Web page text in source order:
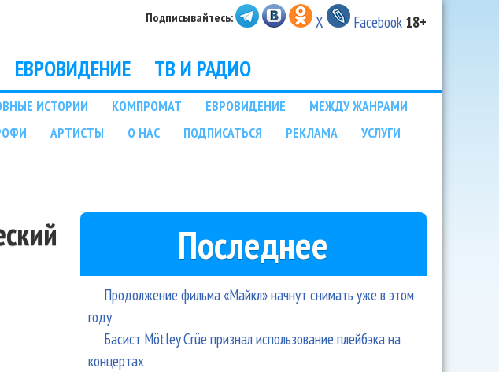
Подписывайтесь: X Facebook 18+
ЕВРОВИДЕНИЕ ТВ И РАДИО
ИСТОРИИ КОМПРОМАТ ЕВРОВИДЕНИЕ
МЕЖДУ ЖАНРАМИ
АРТИСТЫ О НАС ПОДПИСАТЬСЯ РЕКЛАМА
УСЛУГИ
Последнее
Продолжение фильма «Майкл» начнут снимать уже в этом
году
Басист Mötley Crüe признал использование плейбэка на
концертах